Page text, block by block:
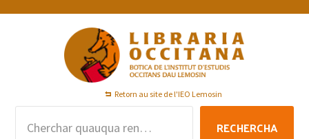
Skip
Skip
Skip
Retorn au site de l'IEO Lemosin
RECHERCHA